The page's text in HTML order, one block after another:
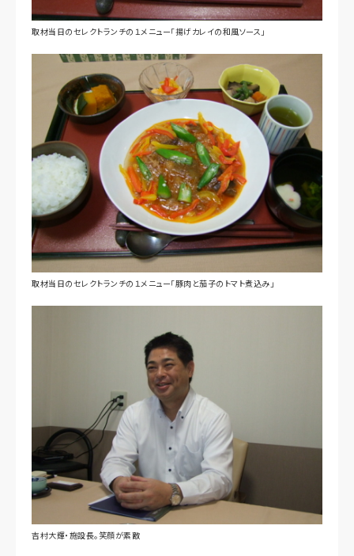
取材当日のセレクトランチの１メニュー「揚げカレイの和風ソース」
取材当日のセレクトランチの１メニュー「豚肉と茄子のトマト煮込み」
吉村大輝・施設長。笑顔が素敵